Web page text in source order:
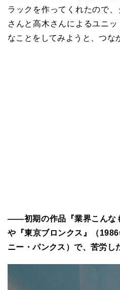
ラックを作ってくれたので
さんと高木さんによるユニ
なことをしてみようと、つな
――初期の作品『業界こんな
や『東京ブロンクス』（
ニー・パンクス）で、苦労し